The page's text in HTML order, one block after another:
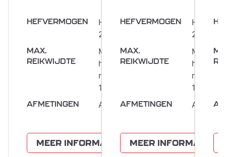
HEFVERMOGEN
Hijsmoment
23,85 mt
MAX.
REIKWIJDTE
Maximale
hydraulische
reikwijdte
16,15 m
AFMETINGEN Afmetingen (B x L x H) 2,48 x 1,04 x 2,41 m
MEER INFORMATIE →
HEFVERMOGEN
22,0 mt
MAX.
REIKWIJDTE
16,15 m
AFMETINGEN
MEER INFORMATIE →